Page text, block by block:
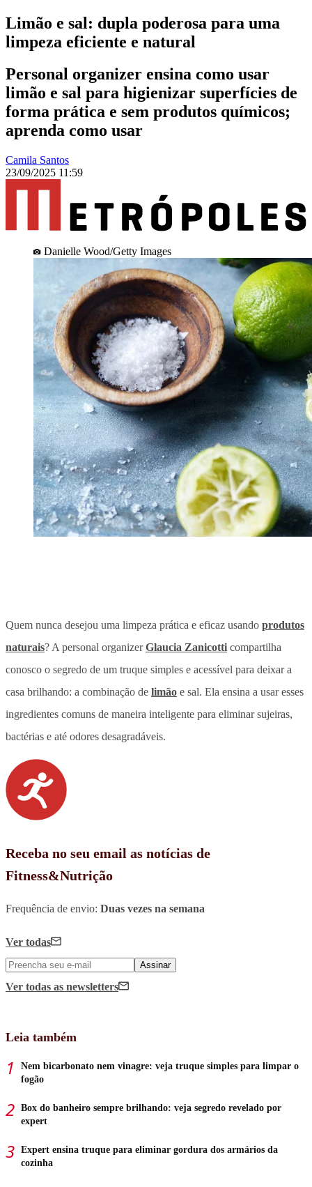
Limão e sal: dupla poderosa para uma
limpeza eficiente e natural
Personal organizer ensina como usar
limão e sal para higienizar superfícies de
forma prática e sem produtos químicos;
aprenda como usar
Camila Santos
23/09/2025 11:59
Danielle Wood/Getty Images
Quem nunca desejou uma limpeza prática e eficaz usando produtos
naturais? A personal organizerGlaucia Zanicotti compartilha
conosco o segredo de um truque simples e acessível para deixar a
casa brilhando: a combinação de limão e sal. Ela ensina a usar esses
ingredientes comuns de maneira inteligente para eliminar sujeiras,
bactérias e até odores desagradáveis.
Receba no seu email as notícias de
Fitness&Nutrição
Frequência de envio: Duas vezes na semana
Ver todas
Assinar
Ver todas as newsletters
Leia também
Nem bicarbonato nem vinagre: veja truque simples para limpar o
fogão
Box do banheiro sempre brilhando: veja segredo revelado por
expert
Expert ensina truque para eliminar gordura dos armários da
cozinha